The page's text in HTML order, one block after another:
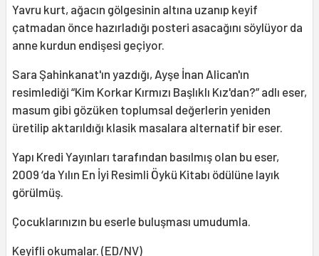
Yavru kurt, ağacın gölgesinin altına uzanıp keyif
çatmadan önce hazırladığı posteri asacağını söylüyor da
anne kurdun endişesi geçiyor.
Sara Şahinkanat'ın yazdığı, Ayşe İnan Alican'ın
resimlediği “Kim Korkar Kırmızı Başlıklı Kız'dan?” adlı eser,
masum gibi gözüken toplumsal değerlerin yeniden
üretilip aktarıldığı klasik masalara alternatif bir eser.
Yapı Kredi Yayınları tarafından basılmış olan bu eser,
2009 ‘da Yılın En İyi Resimli Öykü Kitabı ödülüne layık
görülmüş.
Çocuklarınızın bu eserle buluşması umudumla.
Keyifli okumalar. (ED/NV)